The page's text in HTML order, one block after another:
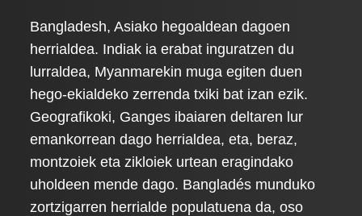
Bangladesh, Asiako hegoaldean dagoen
herrialdea. Indiak ia erabat inguratzen du
lurraldea, Myanmarekin muga egiten duen
hego-ekialdeko zerrenda txiki bat izan ezik.
Geografikoki, Ganges ibaiaren deltaren lur
emankorrean dago herrialdea, eta, beraz,
montzoiek eta zikloiek urtean eragindako
uholdeen mende dago. Bangladés munduko
zortzigarren herrialde populatuena da, oso